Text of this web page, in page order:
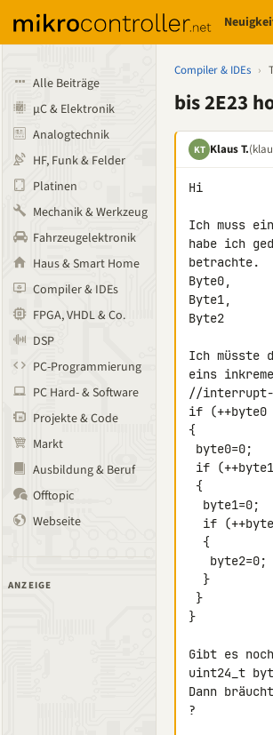
Alle Beiträge
µC & Elektronik
Analogtechnik
HF, Funk & Felder
Platinen
Mechanik & Werkzeug
Fahrzeugelektronik
Haus & Smart Home
Compiler & IDEs
FPGA, VHDL & Co.
DSP
PC-Programmierung
PC Hard- & Software
Projekte & Code
Markt
Ausbildung & Beruf
Offtopic
Webseite
ANZEIGE
Compiler & IDEs ›
bis 2E23
KT Klaus T.
Hi
Ich muss
habe ich
betrachte.
Byte0,
Byte1,
Byte2
Ich müsste
eins
//
if (++byte0
{
}
Gibt es
uint24_t
Dann
?